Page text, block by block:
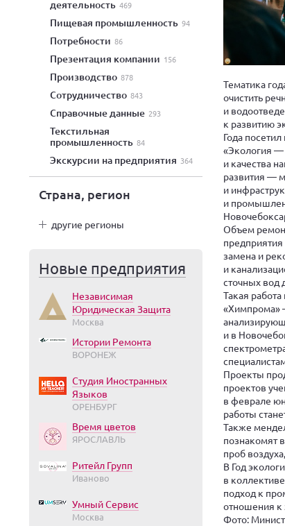
деятельность 469
пищевая промышленность 94
потребности 86
презентация компании 156
производство 878
сотрудничество 843
справочные данные 293
текстильная
промышленность 84
экскурсии на предприятия 364
Страна, регион
другие регионы
Новые предприятия
Независимая
Юридическая Защита
Москва
Истории Ремонта
ВОРОНЕЖ
Студия Иностранных
Языков
ОРЕНБУРГ
Время цветов
ЯРОСЛАВЛЬ
Ритейл Групп
Иваново
Умный Сервис
Москва
Тематика
очистить
и
к развитию
Года
«Экология —
и качества
развития —
и
и
Объем
замена и
и
сточных вод
Такая
«Химпрома»
и в
Проекты
проектов
в феврале
работы
Также
познакомят
проб
В Год
в
подход к
отношения к
Фото: